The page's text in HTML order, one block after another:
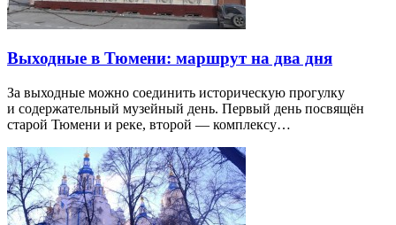
Выходные в Тюмени: маршрут на два дня
За выходные можно соединить историческую прогулку
и содержательный музейный день. Первый день посвящён
старой Тюмени и реке, второй — комплексу…